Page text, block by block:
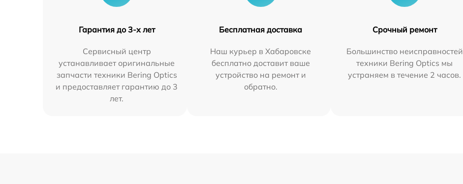
Гарантия до 3-х лет
Сервисный центр
устанавливает оригинальные
запчасти техники Bering Optics
и предоставляет гарантию до 3
лет.
Бесплатная доставка
Наш курьер в Хабаровске
бесплатно доставит ваше
устройство на ремонт и
обратно.
Срочный ремонт
Большинство неисправностей
техники Bering Optics мы
устраняем в течение 2 часов.